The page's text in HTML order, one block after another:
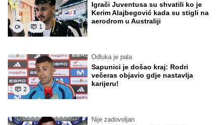
1
Igrači Juventusa su shvatili ko je
Kerim Alajbegović kada su stigli na
aerodrom u Australiji
2
Odluka je pala
Sapunici je došao kraj: Rodri
večeras objavio gdje nastavlja
karijeru!
Nije zadovoljan